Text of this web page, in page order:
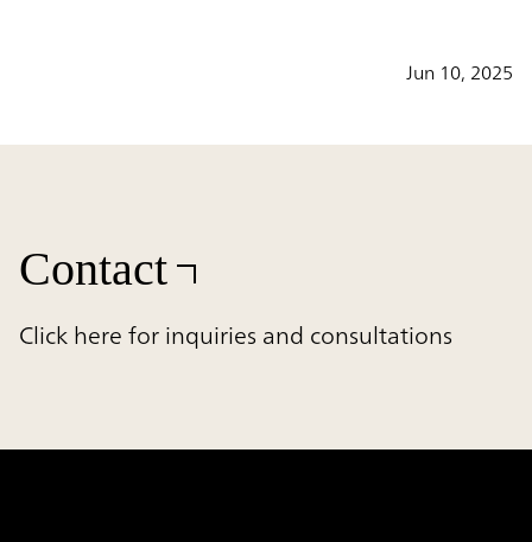
Jun 10, 2025
Contact
Click here for inquiries and consultations